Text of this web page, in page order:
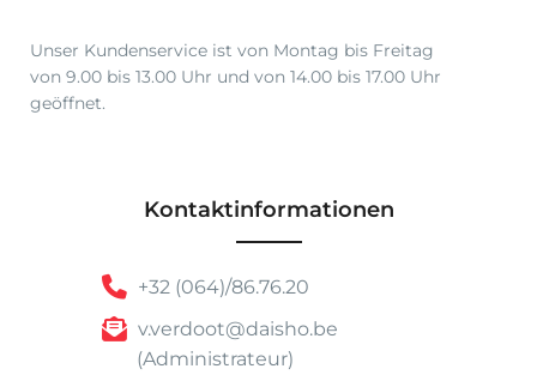
Unser Kundenservice ist von Montag bis Freitag
von 9.00 bis 13.00 Uhr und von 14.00 bis 17.00 Uhr
geöffnet.
Kontaktinformationen
+32 (064)/86.76.20
v.verdoot@daisho.be
(Administrateur)